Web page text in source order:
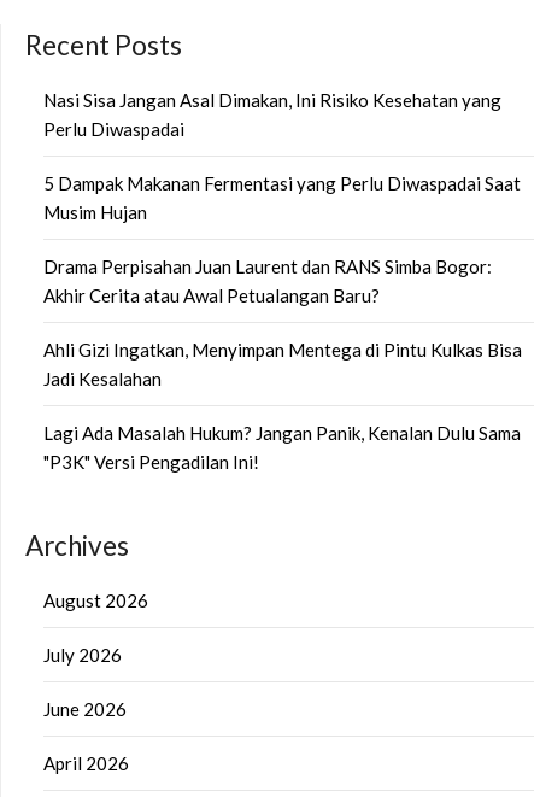
Recent Posts
Nasi Sisa Jangan Asal Dimakan, Ini Risiko Kesehatan yang
Perlu Diwaspadai
5 Dampak Makanan Fermentasi yang Perlu Diwaspadai Saat
Musim Hujan
Drama Perpisahan Juan Laurent dan RANS Simba Bogor:
Akhir Cerita atau Awal Petualangan Baru?
Ahli Gizi Ingatkan, Menyimpan Mentega di Pintu Kulkas Bisa
Jadi Kesalahan
Lagi Ada Masalah Hukum? Jangan Panik, Kenalan Dulu Sama
"P3K" Versi Pengadilan Ini!
Archives
August 2026
July 2026
June 2026
April 2026